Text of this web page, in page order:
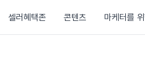
셀러혜택존 콘텐츠 마케터를